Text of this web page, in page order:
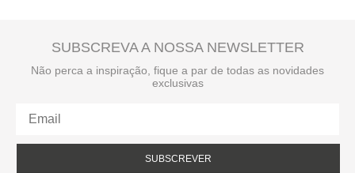
SUBSCREVA A NOSSA NEWSLETTER
Não perca a inspiração, fique a par de todas as novidades
exclusivas
SUBSCREVER